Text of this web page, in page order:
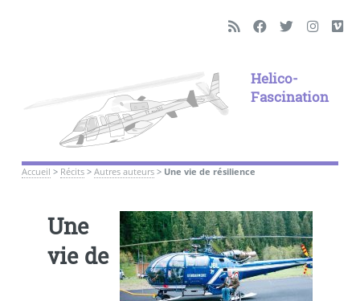
Helico-
Fascination
Accueil > Récits> Autres auteurs> Une vie de résilience
Une
vie de